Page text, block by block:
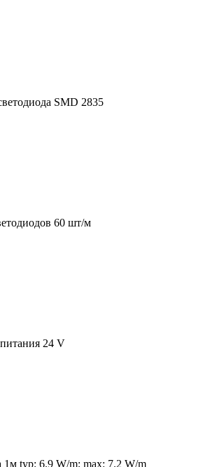
SMD 2835
60 шт/м
24 V
1м typ: 6.9 W/m; max: 7.2 W/m